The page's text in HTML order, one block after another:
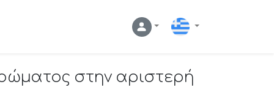
Ελληνικά
στην αριστερή